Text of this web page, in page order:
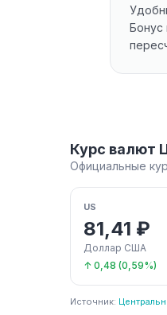
Бонус
Курс валют
Официальные
US
81,41 ₽
Доллар США
↑ 0,48 (0,59%)
Источник: